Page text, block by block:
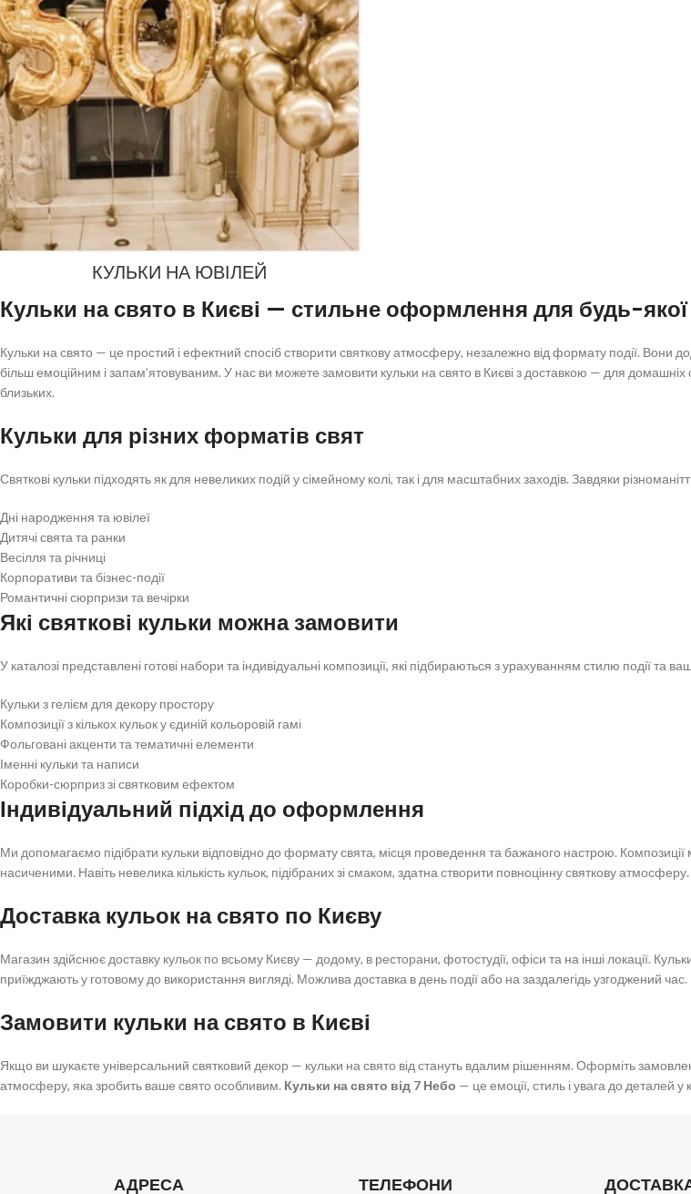
КУЛЬКИ НА ЮВІЛЕЙ
Кульки на свято в Києві — стильне оформлення для будь-якої
Кульки на свято — це простий і ефектний спосіб створити святкову атмосферу, незалежно від формату події. Вони
більш емоційним і запам’ятовуваним. У нас ви можете замовити кульки на свято в Києві з доставкою — для домашніх
близьких.
Кульки для різних форматів свят
Святкові кульки підходять як для невеликих подій у сімейному колі, так і для масштабних заходів. Завдяки
Дні народження та ювілеї
Дитячі свята та ранки
Весілля та річниці
Корпоративи та бізнес-події
Романтичні сюрпризи та вечірки
Які святкові кульки можна замовити
У каталозі представлені готові набори та індивідуальні композиції, які підбираються з урахуванням стилю події та
Кульки з гелієм для декору простору
Композиції з кількох кульок у єдиній кольоровій гамі
Фольговані акценти та тематичні елементи
Іменні кульки та написи
Коробки-сюрприз зі святковим ефектом
Індивідуальний підхід до оформлення
Ми допомагаємо підібрати кульки відповідно до формату свята, місця проведення та бажаного настрою.
насиченими. Навіть невелика кількість кульок, підібраних зі смаком, здатна створити повноцінну святкову атмосферу.
Доставка кульок на свято по Києву
Магазин здійснює доставку кульок по всьому Києву — додому, в ресторани, фотостудії, офіси та на інші локації.
приїжджають у готовому до використання вигляді. Можлива доставка в день події або на заздалегідь узгоджений час.
Замовити кульки на свято в Києві
Якщо ви шукаєте універсальний святковий декор — кульки на свято від стануть вдалим рішенням. Оформіть
атмосферу, яка зробить ваше свято особливим. Кульки на свято від 7 Небо — це емоції, стиль і увага до деталей у
АДРЕСА ТЕЛЕФОНИ